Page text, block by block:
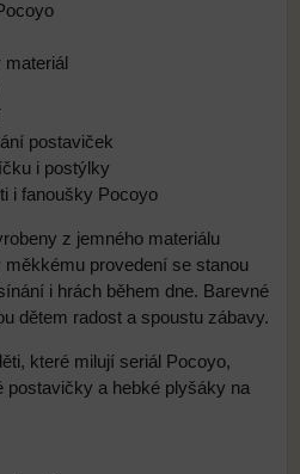
postaviček
i postýlky
i fanoušky Pocoyo
z jemného materiálu
provedení se stanou
i hrách během dne. Barevné
dětem radost a spoustu zábavy.
které milují seriál Pocoyo,
postavičky a hebké plyšáky na